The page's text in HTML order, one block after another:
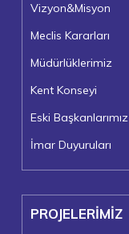
Vizyon&Misyon
Meclis Kararları
Müdürlüklerimiz
Kent Konseyi
Eski Başkanlarımız
İmar Duyuruları
PROJELERİMİZ